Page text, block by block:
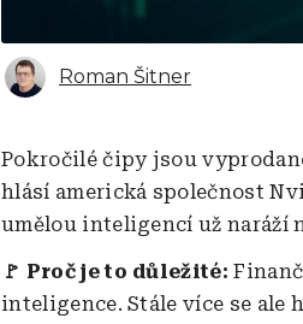
Roman Šitner
Pokročilé čipy jsou
hlásí americká společnost
umělou inteligencí už naráží
🚩 Proč je to důležité:
inteligence. Stále více se ale